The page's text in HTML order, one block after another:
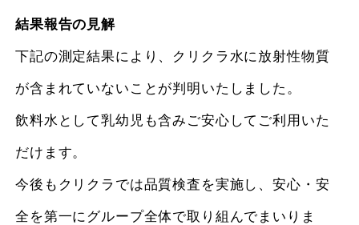
結果報告の見解
下記の測定結果により、クリクラ水に放射性物質
が含まれていないことが判明いたしました。
飲料水として乳幼児も含みご安心してご利用いた
だけます。
今後もクリクラでは品質検査を実施し、安心・安
全を第一にグループ全体で取り組んでまいりま